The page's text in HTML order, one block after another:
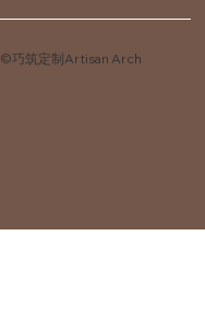
©巧筑定制Artisan Arch